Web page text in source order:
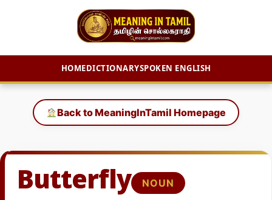
HOMEDICTIONARYSPOKEN ENGLISH
content
Back to MeaningInTamil Homepage
Butterfly NOUN